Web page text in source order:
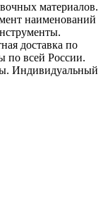
материалов.
наименований
доставка по
по всей России.
Индивидуальный